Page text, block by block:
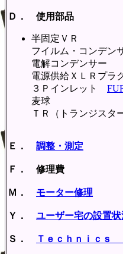
Ｄ． 使用部品
半固定
フイルム・コン
電解コンデン
電源供給ＸＬＲプラ
３Ｐインレット
麦球
ＴＲ（トランジ
Ｅ． 調整・測定
Ｆ． 修理費 １２０
Ｍ． モーター修理
Ｙ． ユーザー宅の設置状
Ｓ． Ｔｅｃｈｎｉｃｓ